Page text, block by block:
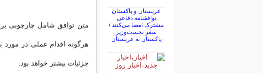
متن توافق شامل چارچوبی
هرگونه اقدام عملی در مورد
جزئیات بیشتر خواهد بود.
عربستان و پاکستان
توافقنامه دفاعی
مشترک امضا می‌کنند /
سفر نخست‌وزیر
پاکستان به عربستان